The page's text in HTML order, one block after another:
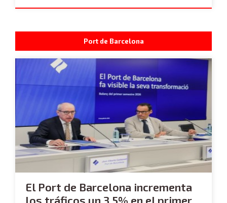
Port de Barcelona
El Port de Barcelona incrementa
los tráficos un 3,5% en el primer